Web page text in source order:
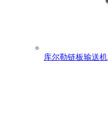
库尔勒链板输送机